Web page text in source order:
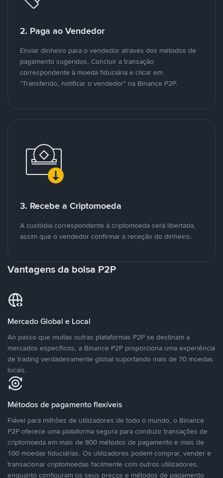
2. Paga ao Vendedor
Enviar dinheiro para o vendedor através dos métodos de
pagamento sugeridos. Concluir a transação
correspondente à moeda fiduciária e clicar em
"Transferido, notificar o vendedor" na Binance P2P.
3. Recebe a Criptomoeda
A custódia correspondente à criptomoeda será libertada,
assim que o vendedor confirmar a receção do dinheiro.
Vantagens da bolsa P2P
Mercado Global e Local
Ao passo que muitas outras plataformas P2P se destinam a
mercados específicos, a Binance P2P proporciona uma experiência
de trading verdadeiramente global suportando mais de 70 moedas
locais.
Métodos de pagamento flexíveis
Fiável para milhões de utilizadores de todo o mundo, o Binance
P2P oferece uma plataforma segura para conduzir transações de
criptomoeda em mais de 800 métodos de pagamento e mais de
100 moedas fiduciárias. Os utilizadores podem comprar, vender e
transacionar criptomoedas facilmente com outros utilizadores,
enquanto configuram os seus preços e métodos de pagamento